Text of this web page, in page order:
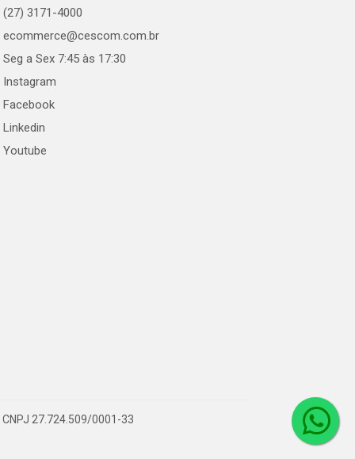
(27) 3171-4000
ecommerce@cescom.com.br
Seg a Sex 7:45 às 17:30
Instagram
Facebook
Linkedin
Youtube
27.724.509/0001-33